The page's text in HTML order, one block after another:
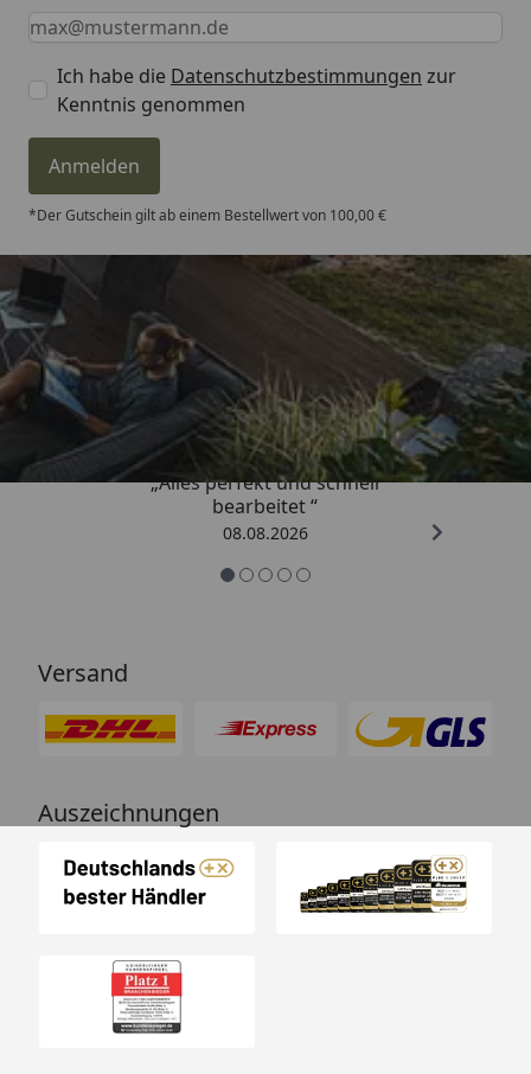
Keine Eingabe erforderlich
Eingabe erforderlich
E-Mail *
Ich habe die Datenschutzbestimmungen zur
Kenntnis genommen
Anmelden
*Der Gutschein gilt ab einem Bestellwert von 100,00 €
Trusted Shops
4,81/ 5
„Alles perfekt und schnell
bearbeitet “
08.08.2026
Versand
Auszeichnungen